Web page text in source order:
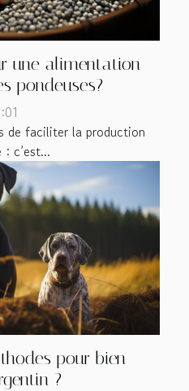
une alimentation
pondeuses?
de faciliter la production
c’est...
pour bien
?